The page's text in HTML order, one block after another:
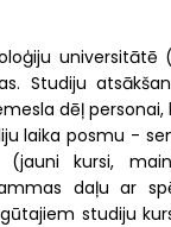
universitātē
Studiju
dēļ personai,
laika posmu -
kursi,
daļu ar
studiju